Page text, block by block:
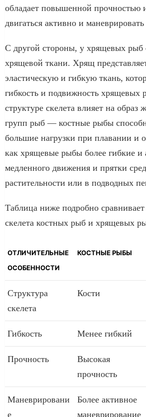
обладает повышенной прочностью
двигаться активно и
С другой стороны, у хрящевых рыб
хрящевой ткани. Хрящ
эластическую и гибкую ткань,
гибкость и подвижность хрящевых
структуре скелета влияет на образ
групп рыб — костные рыбы
большие нагрузки при плавании и
как хрящевые рыбы более гибкие и
медленного движения и прятки
растительности или в подводных
Таблица ниже подробно
скелета костных рыб и хрящевых
ОТЛИЧИТЕЛЬНЫЕ
ОСОБЕННОСТИ
КОСТНЫЕ РЫБЫ
Структура
скелета
Кости
Гибкость Менее гибкий
Прочность
Высокая
прочность
Маневрировани
е
Более активное
маневрирование